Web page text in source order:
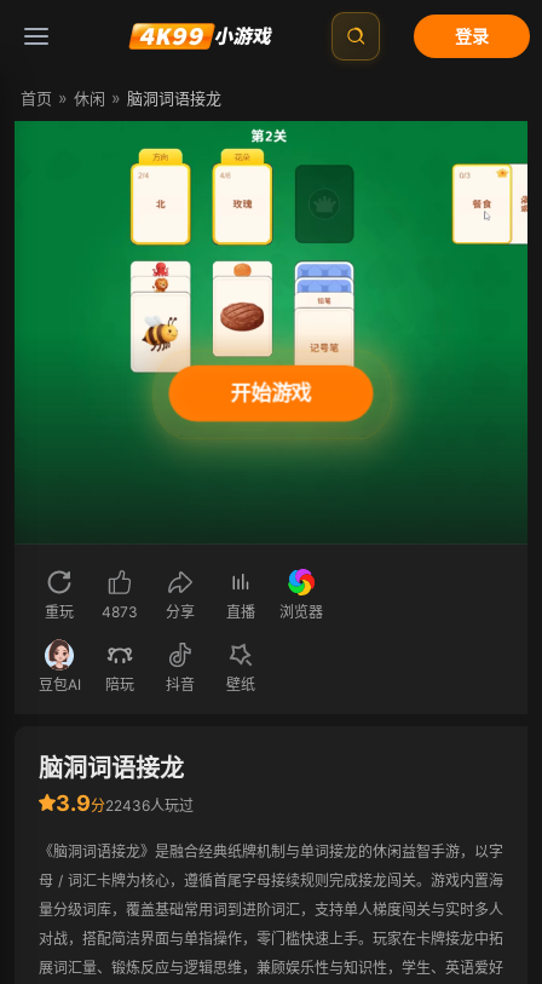
登录
首页 » 休闲 » 脑洞词语接龙
开始游戏
重玩 4873 分享 直播 浏览器
豆包AI 陪玩 抖音 壁纸
脑洞词语接龙
3.9分22436人玩过
《脑洞词语接龙》是融合经典纸牌机制与单词接龙的休闲益智手游，以字
母 / 词汇卡牌为核心，遵循首尾字母接续规则完成接龙闯关。游戏内置海
量分级词库，覆盖基础常用词到进阶词汇，支持单人梯度闯关与实时多人
对战，搭配简洁界面与单指操作，零门槛快速上手。玩家在卡牌接龙中拓
展词汇量、锻炼反应与逻辑思维，兼顾娱乐性与知识性，学生、英语爱好